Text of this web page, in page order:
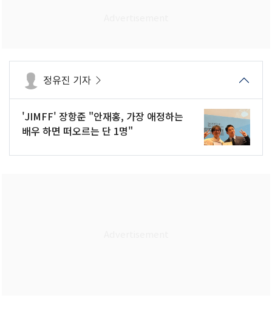
정유진 기자
'JIMFF' 장항준 "안재홍, 가장 애정하는
배우 하면 떠오르는 단 1명"